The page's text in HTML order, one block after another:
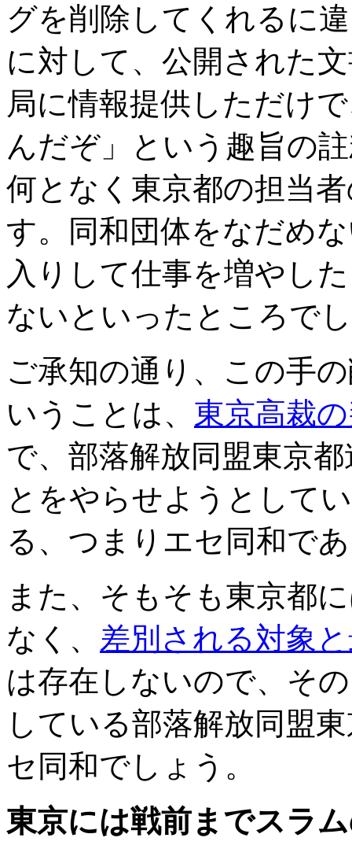
グを削除してくれるに
に対して、公開された
局に情報提供しただけ
んだぞ」という趣旨の
何となく東京都の担当
す。同和団体をなだめ
入りして仕事を増やし
ないといったところで
ご承知の通り、この手
いうことは、 東京高裁
で、部落解放同盟東京
とをやらせようとして
る、つまりエセ同和で
また、そもそも東京都
なく、 差別される対象
は存在しないので、そ
している部落解放同盟
セ同和でしょう。
東京には戦前までスラ